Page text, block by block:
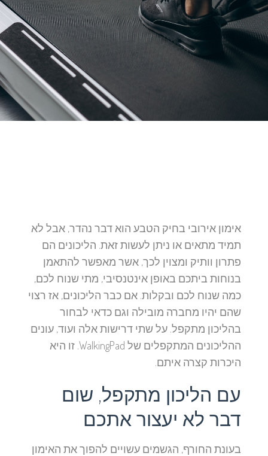
אימון אירובי בחיק הטבע הוא דבר נהדר, אבל לא
תמיד מתאים או ניתן לעשות זאת. הליכונים הם
פתרון וותיק ומצוין לכך, אשר מאפשר להתאמן
בנוחות ביתכם באופן אינטנסיבי, מתי שנוח לכם,
כמה שנוח לכם ובקלות. אם כבר הליכונים, אז רצוי
שהם יהיו מחברה מובילה וגם כדאי לבחור
בהליכון מתקפל. על שתי דרישות אלה ועוד, עונים
ההליכונים המתקפלים של WalkingPad. זו היא
היכרות קצרה איתם.
עם הליכון מתקפל, שום
דבר לא יעצור אתכם
בעונת החורף, הגשמים עשויים להפוך את האימון